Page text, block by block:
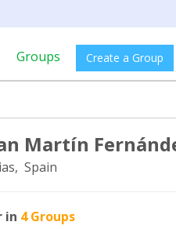
Groups Create a Group
Martín
Spain
in 4 Groups